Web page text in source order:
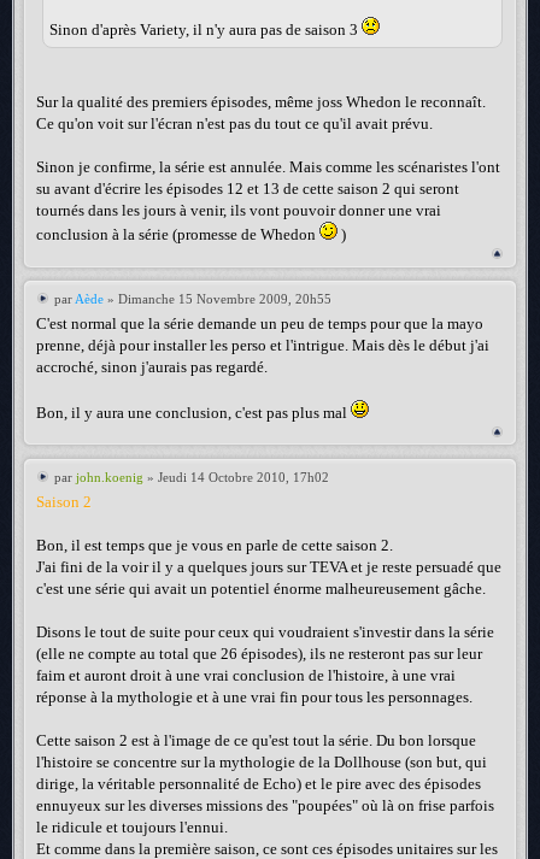
Sinon d'après Variety, il n'y aura pas de saison 3
Sur la qualité des premiers épisodes, même joss Whedon le reconnaît.
Ce qu'on voit sur l'écran n'est pas du tout ce qu'il avait prévu.
Sinon je confirme, la série est annulée. Mais comme les scénaristes l'ont
su avant d'écrire les épisodes 12 et 13 de cette saison 2 qui seront
tournés dans les jours à venir, ils vont pouvoir donner une vrai
conclusion à la série (promesse de Whedon
)
par Aède » Dimanche 15 Novembre 2009, 20h55
C'est normal que la série demande un peu de temps pour que la mayo
prenne, déjà pour installer les perso et l'intrigue. Mais dès le début j'ai
accroché, sinon j'aurais pas regardé.
Bon, il y aura une conclusion, c'est pas plus mal
par john.koenig » Jeudi 14 Octobre 2010, 17h02
Saison 2
Bon, il est temps que je vous en parle de cette saison 2.
J'ai fini de la voir il y a quelques jours sur TEVA et je reste persuadé que
c'est une série qui avait un potentiel énorme malheureusement gâche.
Disons le tout de suite pour ceux qui voudraient s'investir dans la série
(elle ne compte au total que 26 épisodes), ils ne resteront pas sur leur
faim et auront droit à une vrai conclusion de l'histoire, à une vrai
réponse à la mythologie et à une vrai fin pour tous les personnages.
Cette saison 2 est à l'image de ce qu'est tout la série. Du bon lorsque
l'histoire se concentre sur la mythologie de la Dollhouse (son but, qui
dirige, la véritable personnalité de Echo) et le pire avec des épisodes
ennuyeux sur les diverses missions des "poupées" où là on frise parfois
le ridicule et toujours l'ennui.
Et comme dans la première saison, ce sont ces épisodes unitaires sur les